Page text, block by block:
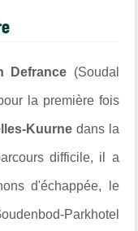
Defrance (Soudal
la première fois
Kuurne dans la
difficile, il a
d'échappée, le
Parkhotel